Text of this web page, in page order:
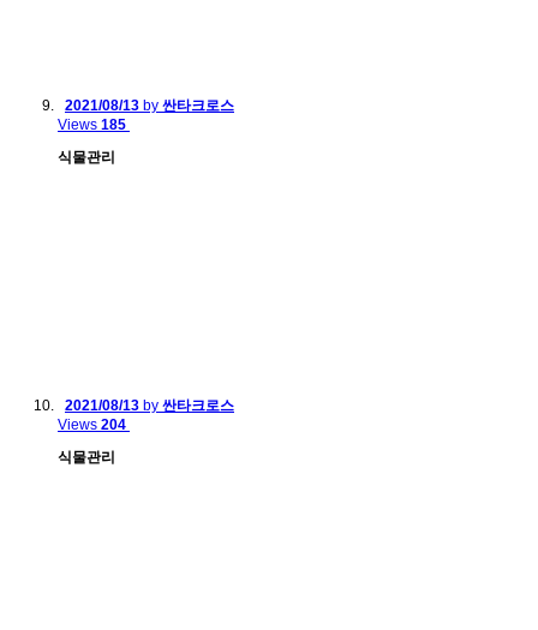
2021/08/13 by 싼타크로스
Views 185
식물관리
2021/08/13 by 싼타크로스
Views 204
식물관리